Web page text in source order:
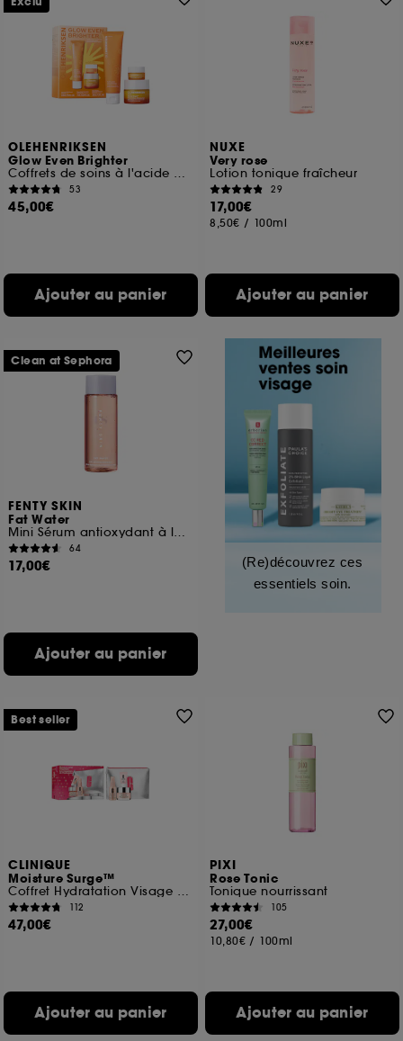
OLEHENRIKSEN
Glow Even Brighter
Coffrets de soins à l'acide hyaluronique et à la vitamine C
53
45,00€
Ajouter au panier
NUXE
Very rose
Lotion tonique fraîcheur
29
17,00€
8,50€ / 100ml
Ajouter au panier
FENTY SKIN
Fat Water
Mini Sérum antioxydant à la niacinamide et à la cerise de la Barbade
64
17,00€
Ajouter au panier
Clean at Sephora
(Re)découvrez ces
essentiels soin.
CLINIQUE
Moisture Surge™
Coffret Hydratation Visage et Lèvres
112
47,00€
Ajouter au panier
Best seller
PIXI
Rose Tonic
Tonique nourrissant
105
27,00€
10,80€ / 100ml
Ajouter au panier